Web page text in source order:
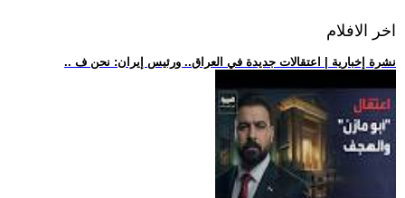
اخر الافلام
.. نشرة إخبارية | اعتقالات جديدة في العراق.. ورئيس إيران: نحن ف